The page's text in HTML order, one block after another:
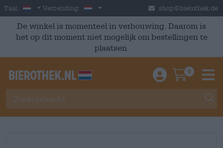
Skip to main content
Taal: Dutch
Verzending: Nederland shop@bierothek.de
De winkel is momenteel in verbouwing. Daarom is
het op dit moment niet mogelijk om bestellingen te
plaatsen.
Einloggen /
0